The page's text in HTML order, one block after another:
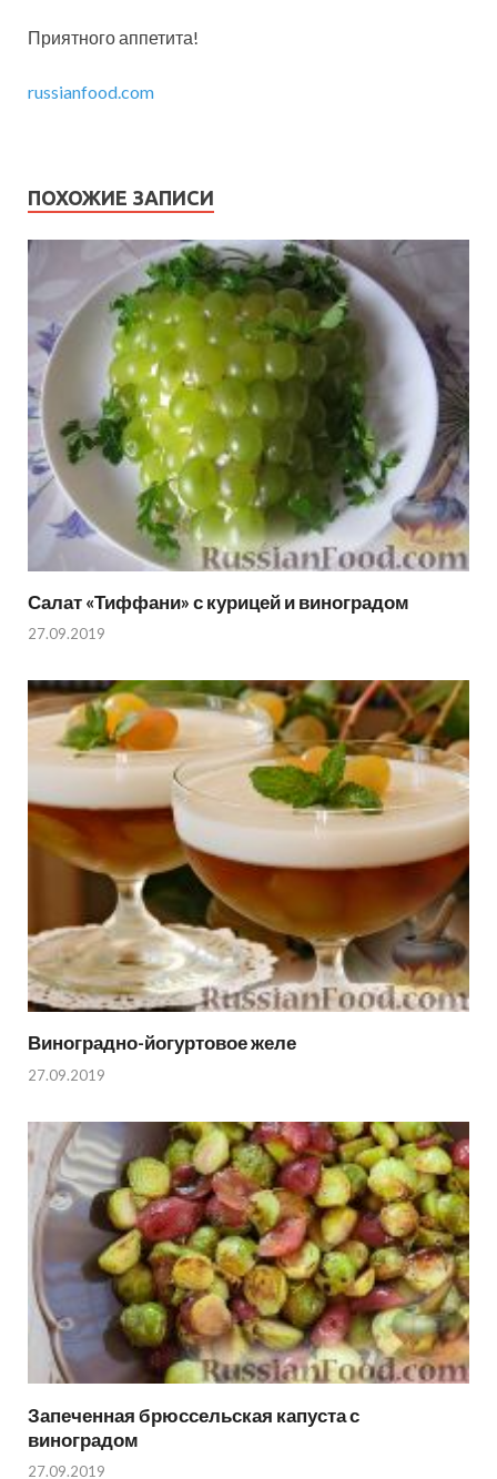
Приятного аппетита!
russianfood.com
ПОХОЖИЕ ЗАПИСИ
Салат «Тиффани» с курицей и виноградом
27.09.2019
Виноградно-йогуртовое желе
27.09.2019
Запеченная брюссельская капуста с
виноградом
27.09.2019